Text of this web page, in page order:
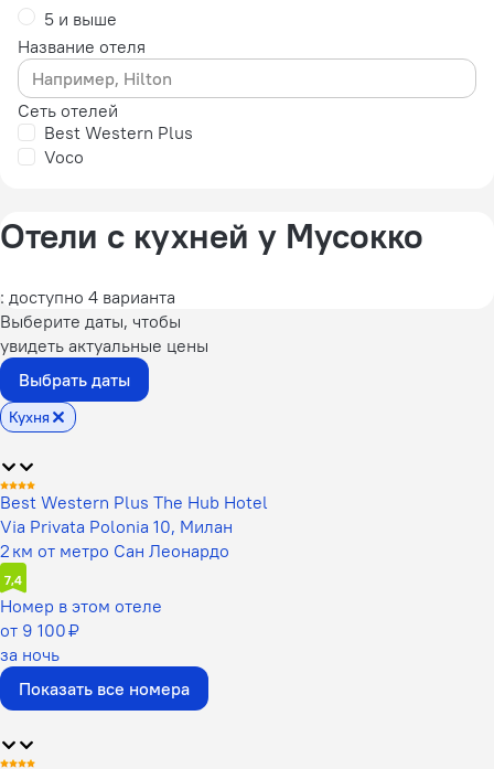
5 и выше
Название отеля
Сеть отелей
Best Western Plus
Voco
Отели с кухней у Мусокко
: доступно 4 варианта
Выберите даты, чтобы
увидеть актуальные цены
Выбрать даты
Кухня
Best Western Plus The Hub Hotel
Via Privata Polonia 10, Милан
2 км от метро Сан Леонардо
7,4
Номер в этом отеле
от 9 100 ₽
за ночь
Показать все номера